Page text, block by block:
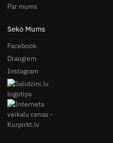
Par mums
Seko Mums
Facebook
Draugiem
Instagram